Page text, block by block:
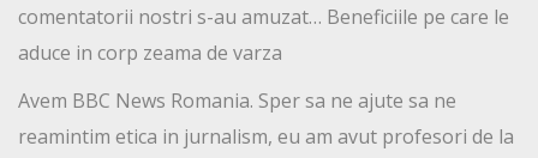
comentatorii nostri s-au amuzat… Beneficiile pe care le
aduce in corp zeama de varza
Avem BBC News Romania. Sper sa ne ajute sa ne
reamintim etica in jurnalism, eu am avut profesori de la